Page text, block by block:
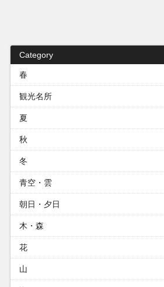
Category
春
観光名所
夏
秋
冬
青空・雲
朝日・夕日
木・森
花
山